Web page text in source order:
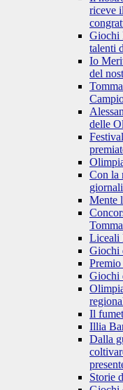
riceve
Giochi
talenti
Io
del
delle
Con la
Mente
Liceali
Giochi
Giochi
Il
Illia
Dalla
Storie